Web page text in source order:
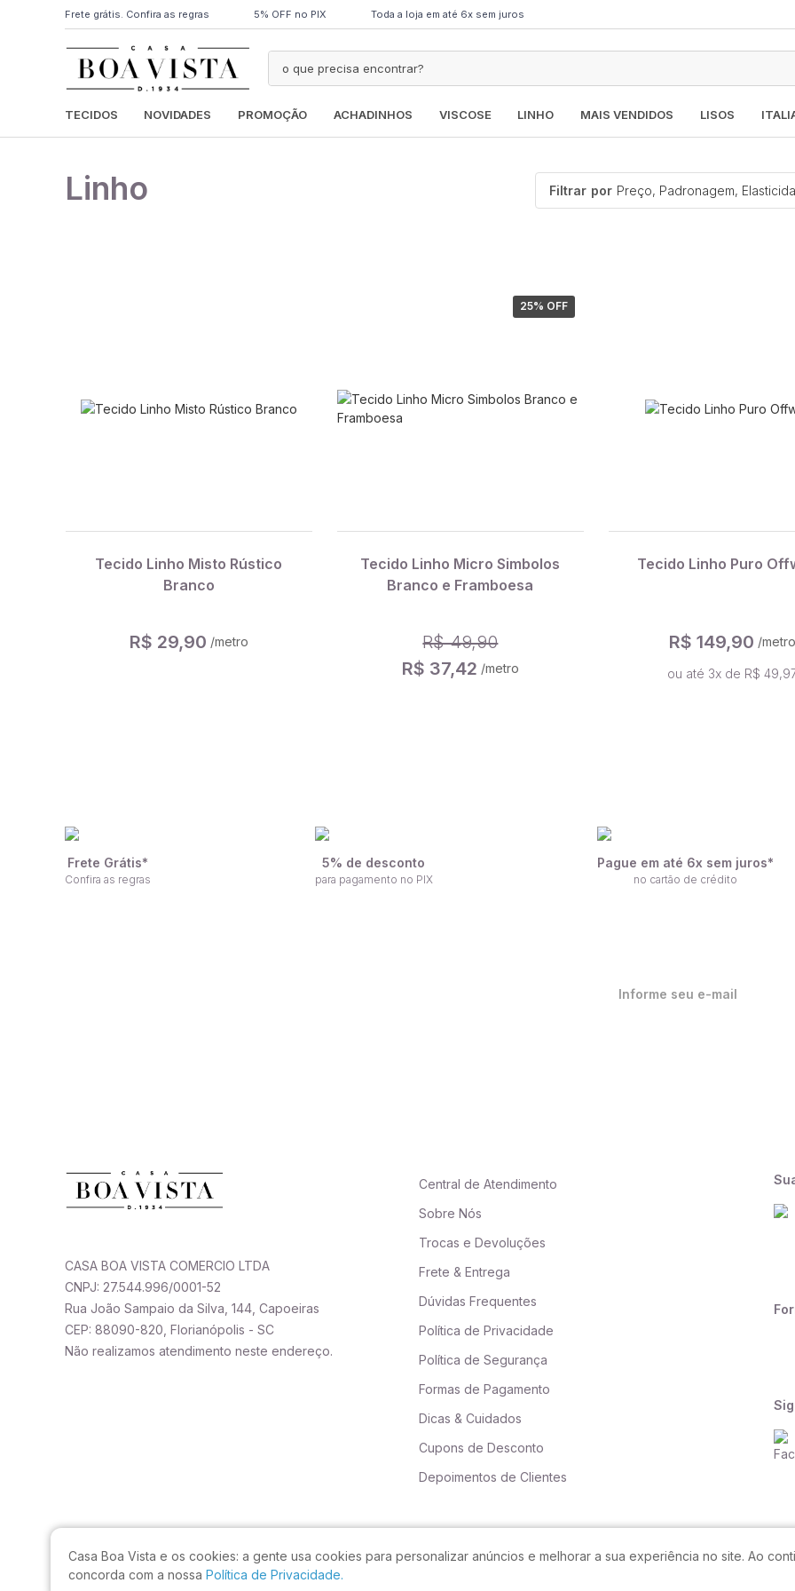
Frete grátis. Confira as regras 5% OFF no PIX Toda a loja em até 6x sem juros
TECIDOS NOVIDADES PROMOÇÃO ACHADINHOS VISCOSE LINHO MAIS VENDIDOS LISOS
Casa Boa Vista e os cookies: a gente usa cookies para personalizar anúncios e melhorar a sua experiência no site. Ao
concorda com a nossa Política de Privacidade.
Linho Filtrar por Preço, Padronagem,
Tecido Linho Misto Rústico
Branco
R$ 29,90 /metro
25% OFF
Tecido Linho Micro Simbolos
Branco e Framboesa
R$ 49,90
R$ 37,42 /metro
Tecido Linho Puro
R$ 149,90 /metro
ou até 3x de R$
Frete Grátis*
Confira as regras
5% de desconto
para pagamento no PIX
Pague em até 6x sem juros*
no cartão de crédito
CASA BOA VISTA COMERCIO LTDA
CNPJ: 27.544.996/0001-52
Rua João Sampaio da Silva, 144, Capoeiras
CEP: 88090-820, Florianópolis - SC
Não realizamos atendimento neste endereço.
Central de Atendimento
Sobre Nós
Trocas e Devoluções
Frete & Entrega
Dúvidas Frequentes
Política de Privacidade
Política de Segurança
Formas de Pagamento
Dicas & Cuidados
Cupons de Desconto
Depoimentos de Clientes